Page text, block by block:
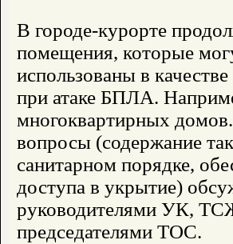
В городе-курорте
помещения, которые
использованы в
при атаке БПЛА.
многоквартирных
вопросы (содержание
санитарном порядке,
доступа в укрытие)
руководителями УК,
председателями ТОС.